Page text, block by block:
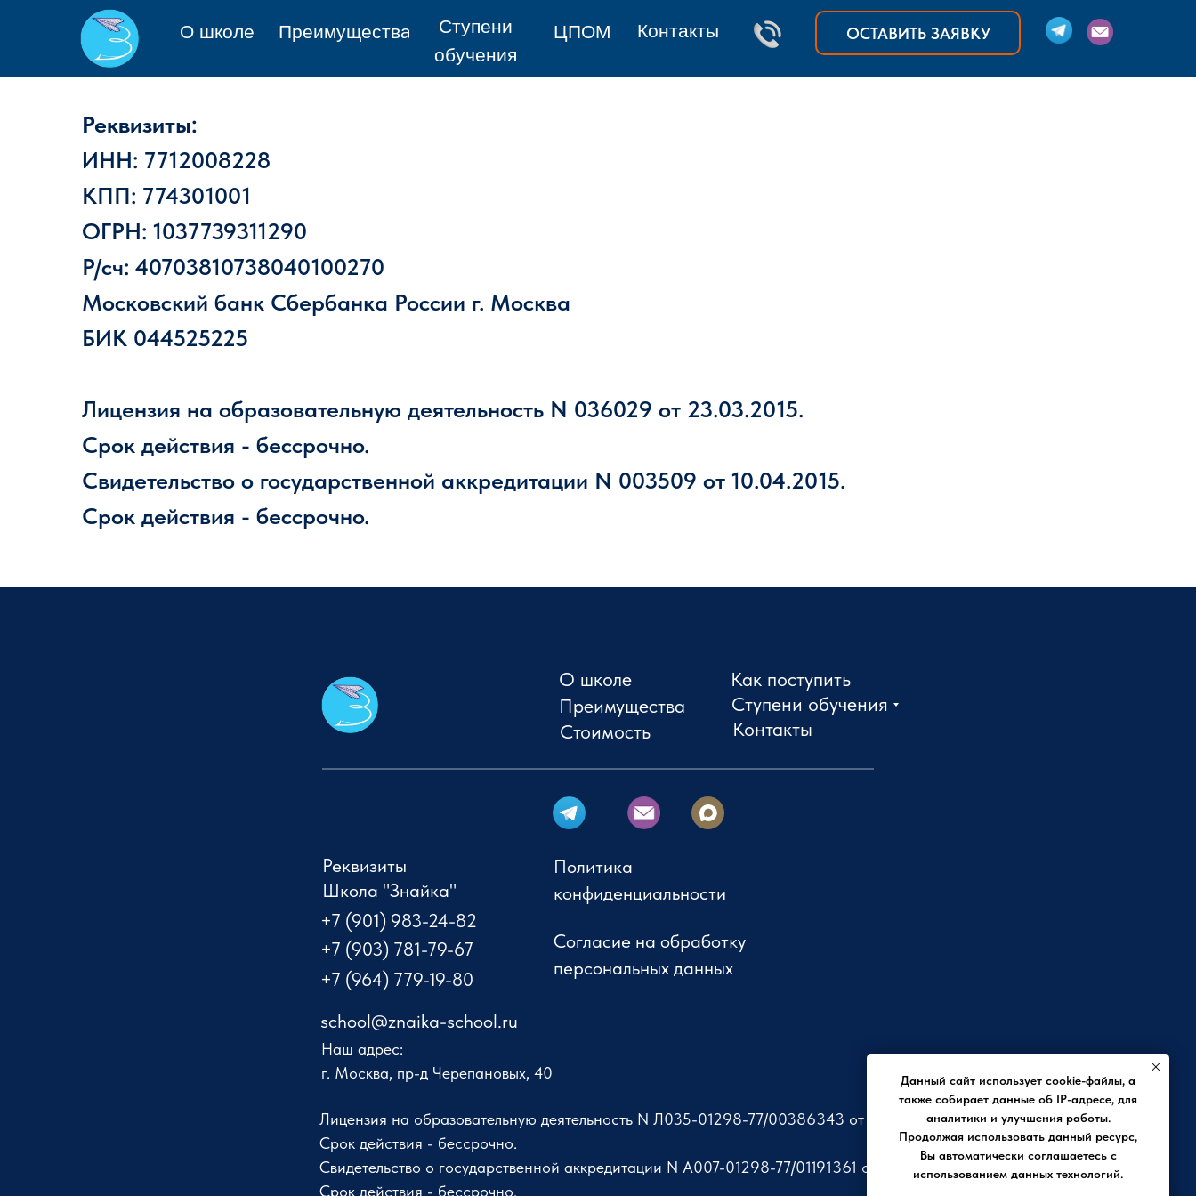
Преимущества
О школе ОСТАВИТЬ ЗАЯВКУ
ЦПОМ Контакты
Ступени
обучения
Данный сайт использует cookie-файлы, а
также собирает данные об IP-адресе, для
аналитики и улучшения работы.
Продолжая использовать данный ресурс,
Вы автоматически соглашаетесь с
использованием данных технологий.
Реквизиты:
ИНН: 7712008228
КПП: 774301001
ОГРН: 1037739311290
Р/сч: 40703810738040100270
Московский банк Сбербанка России г. Москва
БИК 044525225
Лицензия на образовательную деятельность N 036029 от 23.03.2015.
Срок действия - бессрочно.
Свидетельство о государственной аккредитации N 003509 от 10.04.2015.
Cрок действия - бессрочно.
Как поступить
Ступени обучения
Преимущества
Контакты
О школе
Стоимость
Реквизиты
Школа "Знайка"
+7 (903) 781-79-67
+7 (964) 779-19-80
+7 (901) 983-24-82
school@znaika-school.ru
Политика
конфиденциальности
Согласие на обработку
персональных данных
Лицензия на образовательную деятельность N Л035-01298-77/00386343 от 23.03.2015.
Срок действия - бессрочно.
Свидетельство о государственной аккредитации N А007-01298-77/01191361 от 10.04.2015.
Cрок действия - бессрочно.
Наш адрес:
г. Москва, пр-д Черепановых, 40